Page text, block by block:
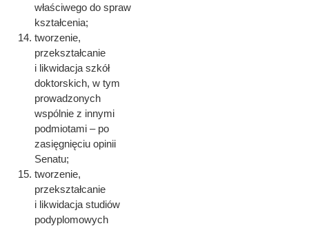
właściwego do spraw
kształcenia;
tworzenie,
przekształcanie
i likwidacja szkół
doktorskich, w tym
prowadzonych
wspólnie z innymi
podmiotami – po
zasięgnięciu opinii
Senatu;
tworzenie,
przekształcanie
i likwidacja studiów
podyplomowych